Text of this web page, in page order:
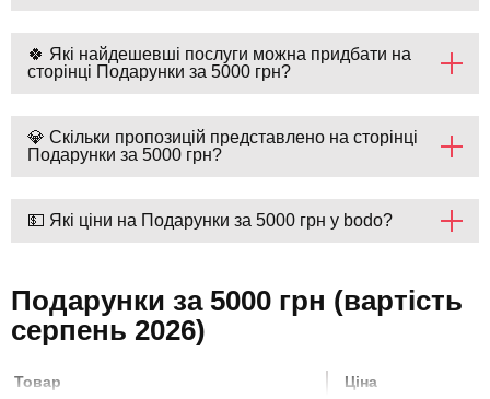
🍀 Які найдешевші послуги можна придбати на
сторінці Подарунки за 5000 грн?
💎 Скільки пропозицій представлено на сторінці
Подарунки за 5000 грн?
💵 Які ціни на Подарунки за 5000 грн у bodo?
Подарунки за 5000 грн (вартість
серпень 2026)
Товар Ціна